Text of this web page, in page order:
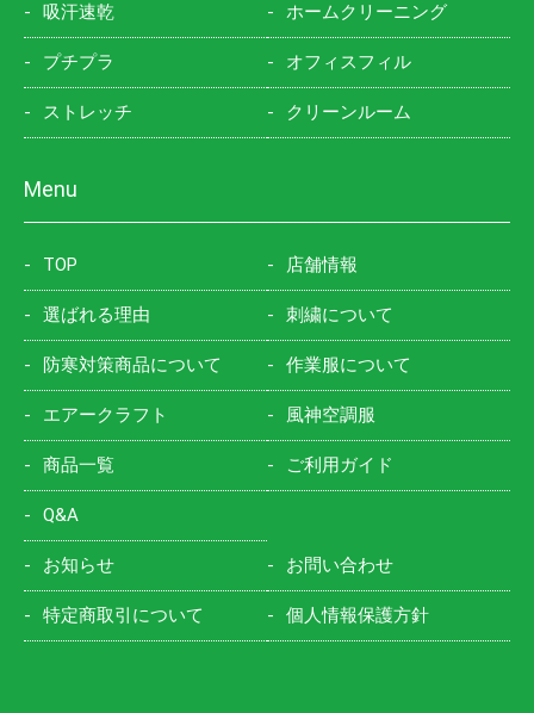
吸汗速乾 ホームクリーニング
プチプラ オフィスフィル
ストレッチ クリーンルーム
Menu
TOP 店舗情報
選ばれる理由 刺繍について
防寒対策商品について 作業服について
エアークラフト 風神空調服
商品一覧 ご利用ガイド
Q&A
お知らせ お問い合わせ
特定商取引について 個人情報保護方針